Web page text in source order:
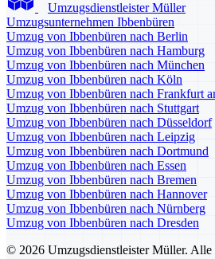
Umzugsdienstleister Müller
Umzugsunternehmen Ibbenbüren
Umzug von Ibbenbüren nach Berlin
Umzug von Ibbenbüren nach Hamburg
Umzug von Ibbenbüren nach München
Umzug von Ibbenbüren nach Köln
Umzug von Ibbenbüren nach Frankfurt
Umzug von Ibbenbüren nach Stuttgart
Umzug von Ibbenbüren nach Düsseldorf
Umzug von Ibbenbüren nach Leipzig
Umzug von Ibbenbüren nach Dortmund
Umzug von Ibbenbüren nach Essen
Umzug von Ibbenbüren nach Bremen
Umzug von Ibbenbüren nach Hannover
Umzug von Ibbenbüren nach Nürnberg
Umzug von Ibbenbüren nach Dresden
© 2026 Umzugsdienstleister Müller. Alle